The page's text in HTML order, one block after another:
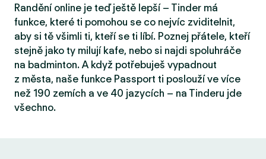
Randění online je teď ještě lepší – Tinder má
funkce, které ti pomohou se co nejvíc zviditelnit,
aby si tě všimli ti, kteří se ti líbí. Poznej přátele, kteří
stejně jako ty milují kafe, nebo si najdi spoluhráče
na badminton. A když potřebuješ vypadnout
z města, naše funkce Passport ti poslouží ve více
než 190 zemích a ve 40 jazycích – na Tinderu jde
všechno.